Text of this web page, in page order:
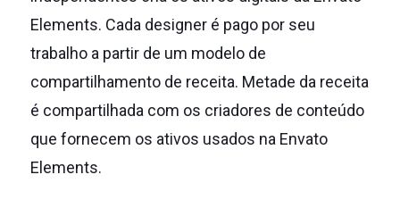
Elements. Cada designer é pago por seu
trabalho a partir de um modelo de
compartilhamento de receita. Metade da receita
é compartilhada com os criadores de conteúdo
que fornecem os ativos usados na Envato
Elements.